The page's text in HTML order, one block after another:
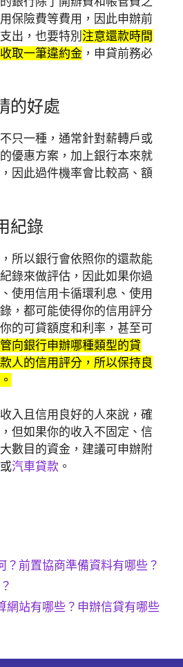
保險費等費用，因此申辦前
出，也要特別 注意還款時間
取一筆違約金 ，申貸前務必
的好處
只一種，通常針對薪轉戶或
優惠方案，加上銀行本來就
因此過件機率會比較高、額
紀錄
所以銀行會依照你的還款能
錄來做評估，因此如果你過
使用信用卡循環利息、使用
，都可能使得你的信用評分
的可貸額度和利率，甚至可
向銀行申辦哪種類型的貸
人的信用評分，所以保持良
入且信用良好的人來說，確
但如果你的收入不固定、信
數目的資金，建議可申辦附
或汽車貸款 。
？前置協商準備資料有哪些？
網站有哪些？申辦信貸有哪些